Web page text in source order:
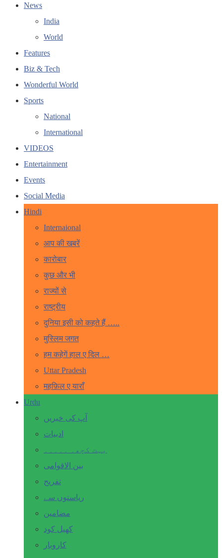
News
India
World
Features
Biz & Tech
Wonderful World
Sports
National
International
VIDEOS
Entertainment
Events
Social Media
Hindi
Internaional
आप की खबरें
कारोबार
कुछ और भी
राज्यों से
राष्ट्रीय
दुनिया इसी को कहते हैं …..
मुस्लिम जगत
हम कहेगें हाल ए दिल …
Uttar Pradesh
महफ़िल ए याराँ
Urdu
آپ کی خبریں
ادبیات
بہت کچھ۔ ۔۔۔۔۔
بین الاقوامی
تفریح
ریاستوں سے
مضامین
کھیل کود
کاروبار